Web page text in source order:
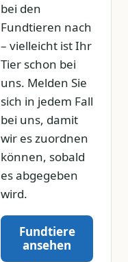
bei den
Fundtieren nach
– vielleicht ist Ihr
Tier schon bei
uns. Melden Sie
sich in jedem Fall
bei uns, damit
wir es zuordnen
können, sobald
es abgegeben
wird.
Fundtiere
ansehen